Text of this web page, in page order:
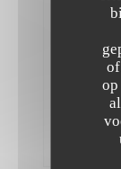
op
:
Keuken
Kwaliteit